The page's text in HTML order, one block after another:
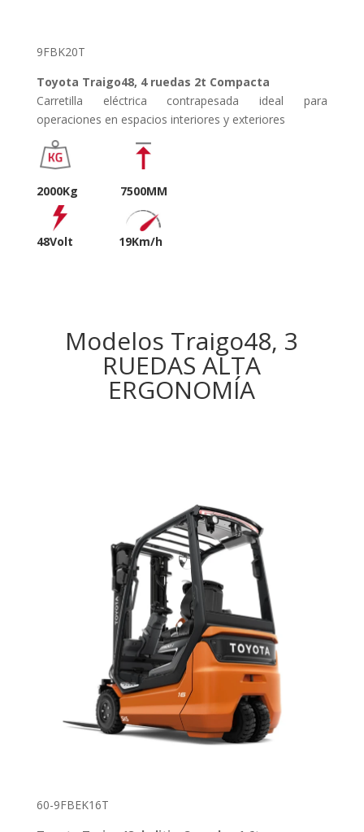
9FBK20T
Toyota Traigo48, 4 ruedas 2t Compacta
Carretilla eléctrica contrapesada ideal para
operaciones en espacios interiores y exteriores
2000Kg 7500MM
48Volt 19Km/h
Modelos Traigo48, 3
RUEDAS ALTA
ERGONOMÍA
60-9FBEK16T